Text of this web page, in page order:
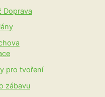
Doprava
pro tvoření
zábavu